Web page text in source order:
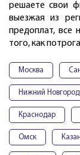
решаете свои
выезжая из
предоплат, все
того, как
Москва
Нижний Новгород
Краснодар
Омск